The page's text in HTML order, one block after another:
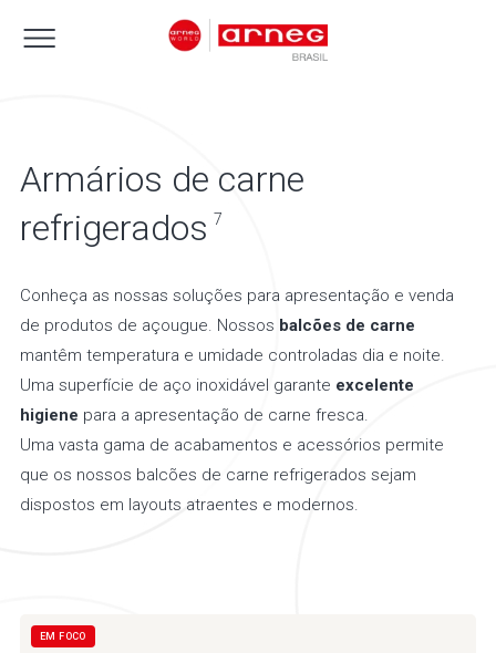
Armários de carne
refrigerados 7
Conheça as nossas soluções para apresentação e venda
de produtos de açougue. Nossos balcões de carne
mantêm temperatura e umidade controladas dia e noite.
Uma superfície de aço inoxidável garante excelente
higiene para a apresentação de carne fresca.
Uma vasta gama de acabamentos e acessórios permite
que os nossos balcões de carne refrigerados sejam
dispostos em layouts atraentes e modernos.
EM FOCO